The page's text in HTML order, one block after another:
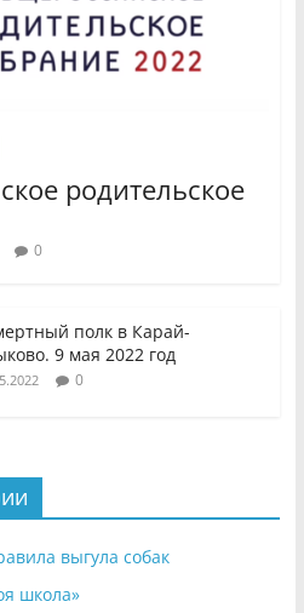
родительское
0
полк в Карай-
9 мая 2022 год
0
выгула собак
школа»